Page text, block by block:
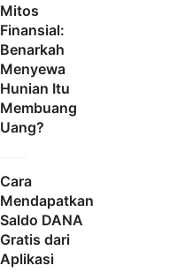
Mitos
Finansial:
Benarkah
Menyewa
Hunian Itu
Membuang
Uang?
Cara
Mendapatkan
Saldo DANA
Gratis dari
Aplikasi